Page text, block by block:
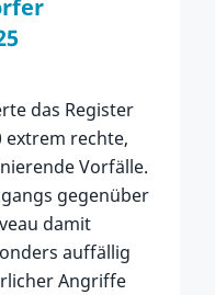
das Register
extrem rechte,
Vorfälle.
gegenüber
damit
auffällig
Angriffe